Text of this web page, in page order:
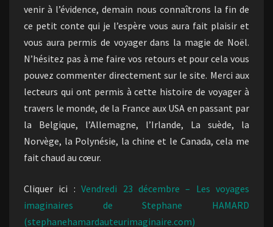
venir à l’évidence, demain nous connaîtrons la fin de
ce petit conte qui je l’espère vous aura fait plaisir et
vous aura permis de voyager dans la magie de Noël.
N’hésitez pas à me faire vos retours et pour cela vous
pouvez commenter directement sur le site. Merci aux
lecteurs qui ont permis à cette histoire de voyager à
travers le monde, de la France aux USA en passant par
la Belgique, l’Allemagne, l’Irlande, La suède, la
Norvège, la Polynésie, la chine et le Canada, cela me
fait chaud au cœur.
Cliquer ici :Vendredi 23 décembre – Les voyages
imaginaires de Stephane HAMARD
(stephanehamardauteurimaginaire.com)